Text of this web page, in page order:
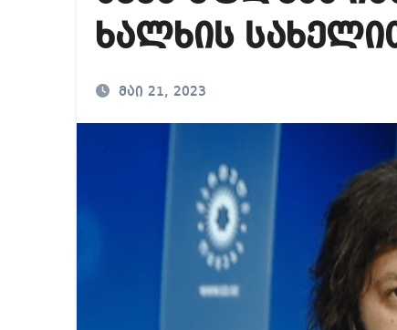
იმდენად დიდია
ხალხის
მაი 21, 2023